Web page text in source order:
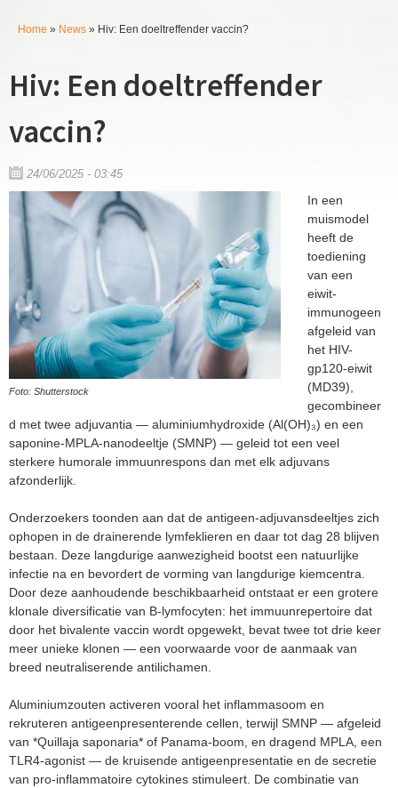
P
a
r
m
a
p
l
a
n
e
t
v
l
b
n
h
i
e
Home » News » Hiv: Een doeltreffender vaccin?
Hiv: Een doeltreffender
vaccin?
24/06/2025 - 03:45
Foto: Shutterstock
In een
muismodel
heeft de
toediening
van een
eiwit-
immunogeen
afgeleid van
het HIV-
gp120-eiwit
(MD39),
gecombineer
d met twee adjuvantia — aluminiumhydroxide (Al(OH)₃) en een
saponine-MPLA-nanodeeltje (SMNP) — geleid tot een veel
sterkere humorale immuunrespons dan met elk adjuvans
afzonderlijk.
Onderzoekers toonden aan dat de antigeen-adjuvansdeeltjes zich
ophopen in de drainerende lymfeklieren en daar tot dag 28 blijven
bestaan. Deze langdurige aanwezigheid bootst een natuurlijke
infectie na en bevordert de vorming van langdurige kiemcentra.
Door deze aanhoudende beschikbaarheid ontstaat er een grotere
klonale diversificatie van B-lymfocyten: het immuunrepertoire dat
door het bivalente vaccin wordt opgewekt, bevat twee tot drie keer
meer unieke klonen — een voorwaarde voor de aanmaak van
breed neutraliserende antilichamen.
Aluminiumzouten activeren vooral het inflammasoom en
rekruteren antigeenpresenterende cellen, terwijl SMNP — afgeleid
van *Quillaja saponaria* of Panama-boom, en dragend MPLA, een
TLR4-agonist — de kruisende antigeenpresentatie en de secretie
van pro-inflammatoire cytokines stimuleert. De combinatie van